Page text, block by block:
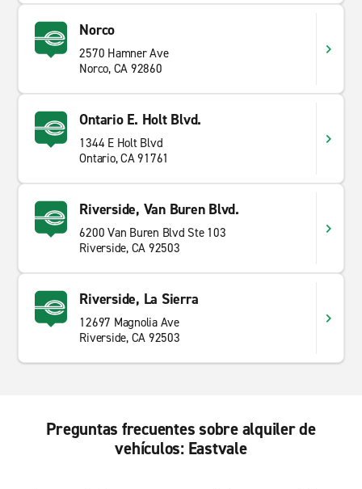
Norco
2570 Hamner Ave
Norco, CA 92860
Ontario E. Holt Blvd.
1344 E Holt Blvd
Ontario, CA 91761
Riverside, Van Buren Blvd.
6200 Van Buren Blvd Ste 103
Riverside, CA 92503
Riverside, La Sierra
12697 Magnolia Ave
Riverside, CA 92503
Preguntas frecuentes sobre alquiler de
vehículos: Eastvale